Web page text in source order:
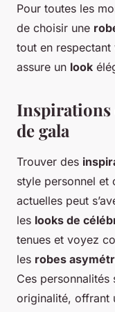
Pour toutes les
de choisir une
tout en
assure un look
Inspirations
de gala
Trouver des
style personnel et
actuelles peut
les looks de
tenues et voyez
les robes
Ces personnalités
originalité, offrant